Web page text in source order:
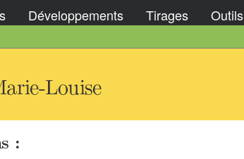
Développements Tirages Outils
Louise
: